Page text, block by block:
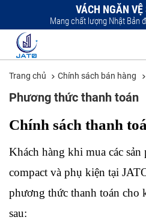
VÁCH NGĂN
Mang chất lượng Nhật Bản
Trang chủ Chính sách bán hàng
Phương thức thanh toán
Chính sách thanh
Khách hàng khi mua các sản
compact và phụ kiện tại
phương thức thanh toán cho
sau: